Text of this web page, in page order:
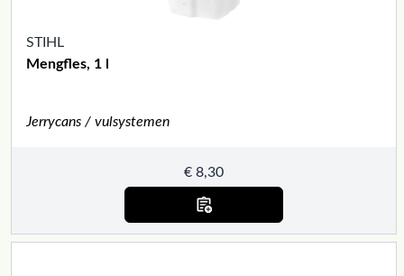
STIHL
Mengfles, 1 l
Jerrycans / vulsystemen
€ 8,30